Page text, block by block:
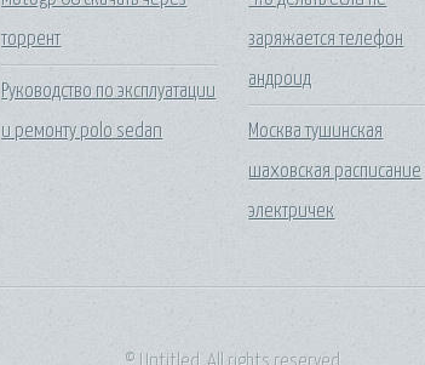
торрент
Руководство по эксплуатации
и ремонту polo sedan
заряжается телефон
андроид
Москва тушинская
шаховская расписание
электричек